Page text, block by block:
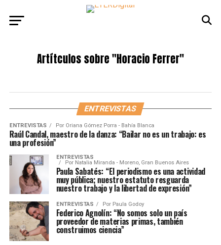
Artítculos sobre"Horacio Ferrer"
ENTREVISTAS
ENTREVISTAS Por Oriana Gómez Porra - Bahía Blanca
Raúl Candal, maestro de la danza: “Bailar no es un trabajo: es
una profesión”
ENTREVISTAS
Por Natalia Miranda - Moreno, Gran Buenos Aires
Paula Sabatés: “El periodismo es una actividad
muy pública; nuestro estatuto resguarda
nuestro trabajo y la libertad de expresión”
ENTREVISTAS Por Paula Godoy
Federico Agnolín: “No somos solo un país
proveedor de materias primas, también
construimos ciencia”